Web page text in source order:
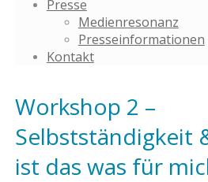
Presse
Medienresonanz
Presseinformationen
Kontakt
Workshop 2 –
Selbstständigkeit
ist das was für